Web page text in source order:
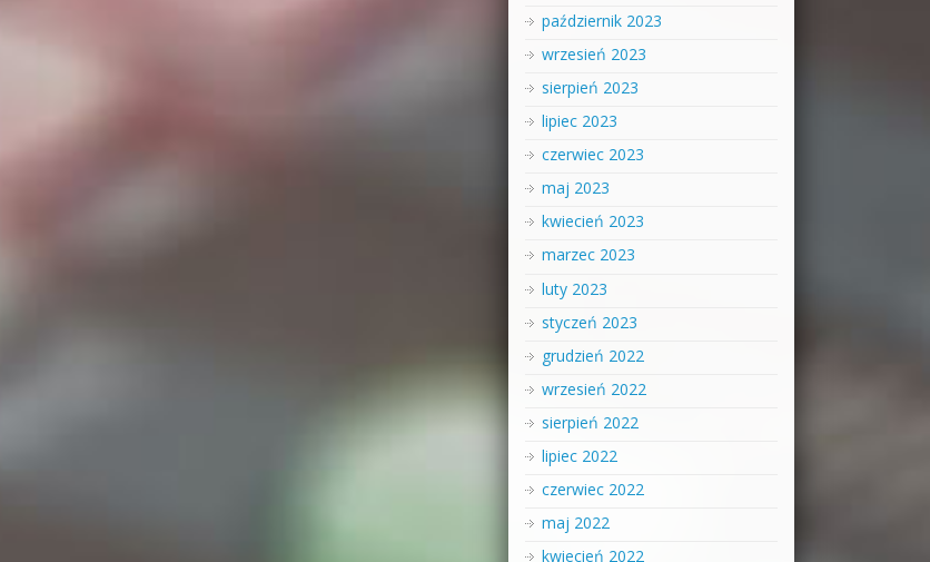
październik 2023
wrzesień 2023
sierpień 2023
lipiec 2023
czerwiec 2023
maj 2023
kwiecień 2023
marzec 2023
luty 2023
styczeń 2023
grudzień 2022
wrzesień 2022
sierpień 2022
lipiec 2022
czerwiec 2022
maj 2022
kwiecień 2022